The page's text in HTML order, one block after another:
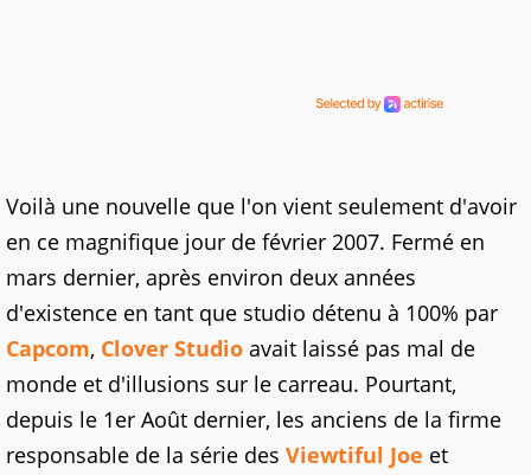
Voilà une nouvelle que l'on vient seulement d'avoir
en ce magnifique jour de février 2007. Fermé en
mars dernier, après environ deux années
d'existence en tant que studio détenu à 100% par
Capcom, Clover Studio avait laissé pas mal de
monde et d'illusions sur le carreau. Pourtant,
depuis le 1er Août dernier, les anciens de la firme
responsable de la série des Viewtiful Joe et